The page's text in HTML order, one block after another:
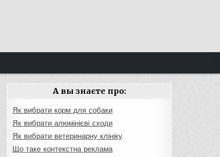
А вы знаєте про:
Як вибрати корм для собаки
Як вибрати алюмінієві сходи
Як вибрати ветеринарну клініку
Що таке контекстна реклама